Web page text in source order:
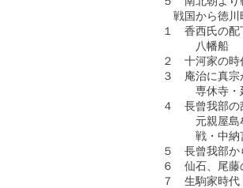
戦国から徳川
１　香西氏の
八幡船
２　十河家の
３　庵治に真
専休寺・延
４　長曾我部
元親屋島牟
戦・中納
５　長曾我部
６　仙石、尾
７　生駒家時